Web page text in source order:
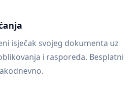
isječak svojeg dokumenta uz
i rasporeda. Besplatni